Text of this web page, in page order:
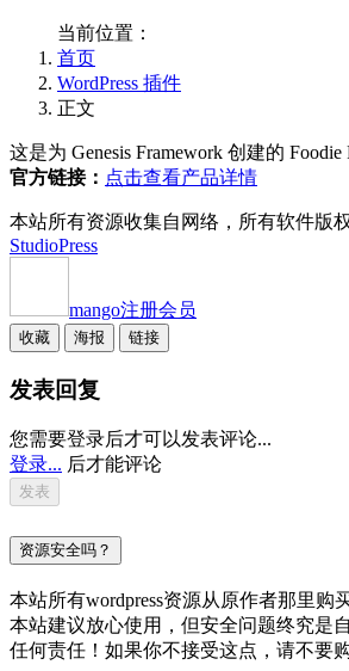
当前位置：
首页
WordPress 插件
正文
这是为 Genesis Framework 创建的 Foodie
官方链接： 点击查看产品详情
本站所有资源收集自网络，所有软件版
StudioPress
mango注册会员
收藏 海报 链接
发表回复
您需要登录后才可以发表评论...
登录... 后才能评论
资源安全吗？
本站所有wordpress资源从原作者那里购
本站建议放心使用，但安全问题终究是
任何责任！如果你不接受这点，请不要